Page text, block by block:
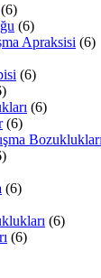
(6)
(6)
Apraksisi (6)
(6)
(6)
(6)
Bozuklukları
(6)
(6)
(6)